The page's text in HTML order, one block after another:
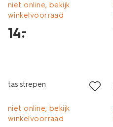
niet online, bekijk
winkelvoorraad
14.
–
tas strepen
niet online, bekijk
winkelvoorraad